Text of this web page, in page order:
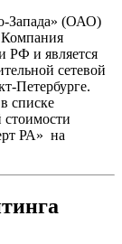
Запада» (ОАО)
РФ и является
сетевой
Петербурге.
списке
РА» на